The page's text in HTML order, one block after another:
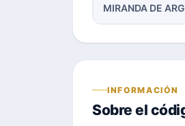
MIRANDA DE
INFORMACIÓN
Sobre el